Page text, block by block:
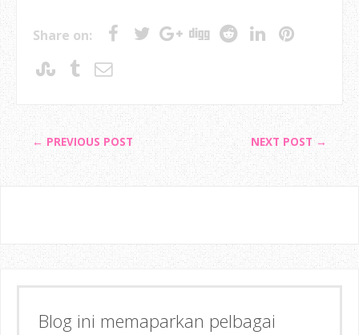
Share on:
← PREVIOUS POST NEXT POST →
Blog ini memaparkan pelbagai